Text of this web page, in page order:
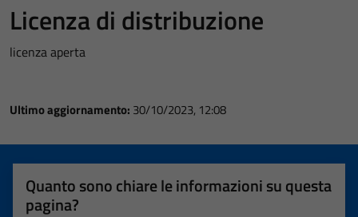
Licenza di distribuzione
licenza aperta
Ultimo aggiornamento: 30/10/2023, 12:08
Quanto sono chiare le informazioni su questa
pagina?